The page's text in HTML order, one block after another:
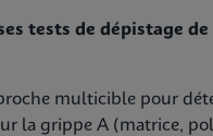
tests de dépistage
multicible pour
la grippe A (matrice,